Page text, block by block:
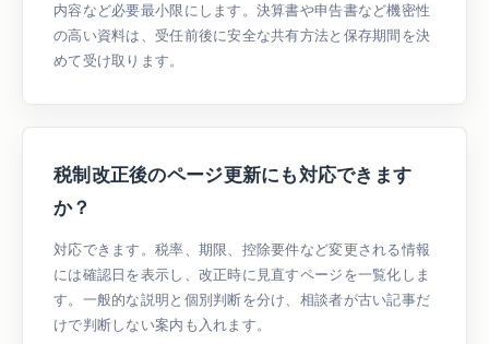
内容など必要最小限にします。決算書や申告書など機密性
の高い資料は、受任前後に安全な共有方法と保存期間を決
めて受け取ります。
税制改正後のページ更新にも対応できます
か？
対応できます。税率、期限、控除要件など変更される情報
には確認日を表示し、改正時に見直すページを一覧化しま
す。一般的な説明と個別判断を分け、相談者が古い記事だ
けで判断しない案内も入れます。